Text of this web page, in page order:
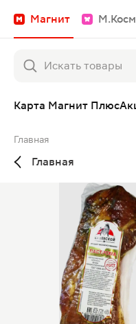
Магнит
Карта Магнит Плюс
Главная
Главная